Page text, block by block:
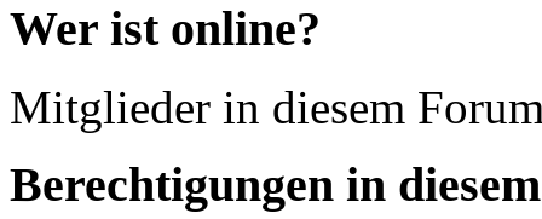
Wer ist online?
Mitglieder in diesem
Berechtigungen in